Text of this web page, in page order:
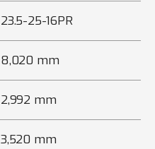
23.5-25-16PR
8,020 mm
2,992 mm
3,520 mm